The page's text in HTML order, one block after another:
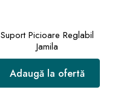
Suport Picioare Reglabil
Jamila
Adaugă la ofertă